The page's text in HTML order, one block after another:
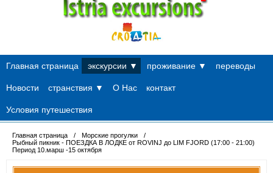
Главная страница экскурсии ▼ проживание ▼ переводы
Новости странствия ▼ О Нac контакт
Условия путешествия
Главная страница / Морские прогулки
/
Рыбный пикник - ПОЕЗДКА В ЛОДКЕ от ROVINJ до LIM FJORD (17:00 - 21:00)
Период 10.марш -15 октября